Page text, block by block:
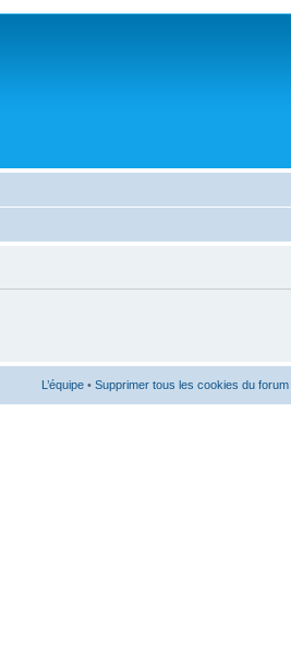
L’équipe • Supprimer tous les cookies du forum